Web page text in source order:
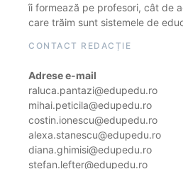
îi formează pe profesori, cât de
care trăim sunt sistemele de
CONTACT REDACȚIE
Adrese e-mail
raluca.pantazi@edupedu.ro
mihai.peticila@edupedu.ro
costin.ionescu@edupedu.ro
alexa.stanescu@edupedu.ro
diana.ghimisi@edupedu.ro
stefan.lefter@edupedu.ro